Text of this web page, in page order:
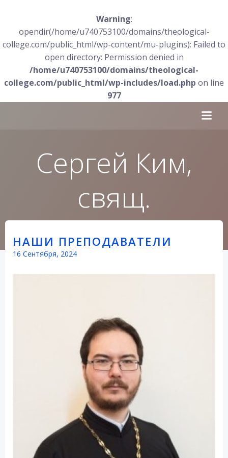
Warning:
opendir(/home/u740753100/domains/theological-
college.com/public_html/wp-content/mu-plugins): Failed to
open directory: Permission denied in
/home/u740753100/domains/theological-
college.com/public_html/wp-includes/load.php on line
977
Сергей Ким,
свящ.
НАШИ ПРЕПОДАВАТЕЛИ
16 Сентября, 2024